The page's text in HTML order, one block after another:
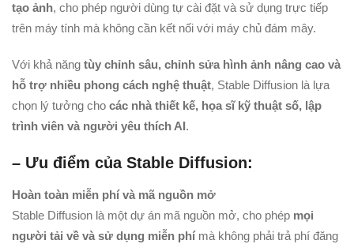
tạo ảnh, cho phép người dùng tự cài đặt và sử dụng trực tiếp
trên máy tính mà không cần kết nối với máy chủ đám mây.
Với khả năng tùy chỉnh sâu, chỉnh sửa hình ảnh nâng cao và
hỗ trợ nhiều phong cách nghệ thuật, Stable Diffusion là lựa
chọn lý tưởng cho các nhà thiết kế, họa sĩ kỹ thuật số, lập
trình viên và người yêu thích AI.
– Ưu điểm của Stable Diffusion:
Hoàn toàn miễn phí và mã nguồn mở
Stable Diffusion là một dự án mã nguồn mở, cho phép mọi
người tải về và sử dụng miễn phímà không phải trả phí đăng